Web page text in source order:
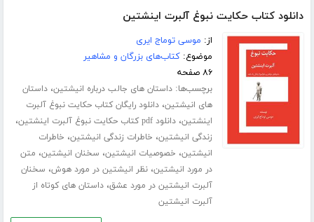
دانلود کتاب حکایت نبوغ آلبرت اینشتین
از: موسی توماج ایری
موضوع:کتاب‌های بزرگان و مشاهیر
۸۶ صفحه
برچسب‌ها:داستان های جالب درباره انیشتین،داستان
های انیشتین،دانلود رایگان کتاب حکایت نبوغ آلبرت
اینشتین،دانلود pdf کتاب حکایت نبوغ آلبرت اینشتین ،
زندگی انیشتین، خاطرات زندگی انیشتین، خاطرات
انیشتین، خصوصیات انیشتین، سخنان انیشتین، متن
در مورد انیشتین،نظر انیشتین در مورد هوش، سخنان
آلبرت انیشتین در مورد عشق،داستان های کوتاه از
آلبرت انیشتین